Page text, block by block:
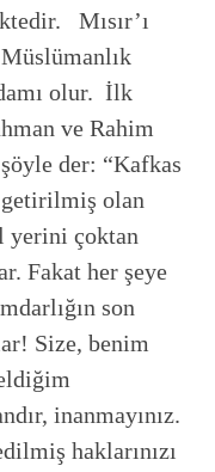
Mısır’ı
olur. İlk
ve Rahim
der: “Kafkas
getirilmiş olan
yerini çoktan
Fakat her şeye
son
Size, benim
inanmayınız.
haklarınızı